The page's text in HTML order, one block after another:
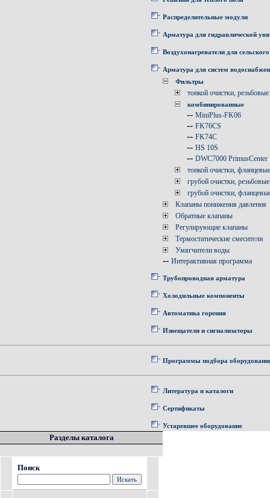
Распределительные модули
Арматура для гидравлической
Воздухонагреватели для
Арматура для систем
Фильтры
тонкой очистки, резьбовые
комбинированные
-- MiniPlus-FK06
-- FK76CS
-- FK74C
-- HS 10S
-- DWC7000 PrimusCenter
тонкой очистки, фланцевые
грубой очистки, резьбовые
грубой очистки,
Клапаны понижения давления
Обратные клапаны
Регулирующие клапаны
Термостатические смесители
Умягчители воды
-- Интерактивная программа
Трубопроводная арматура
Холодильные компоненты
Автоматика горения
Извещатели и сигнализаторы
Программы подбора
Литература и каталоги
Сертификаты
Устаревшее оборудование
Разделы каталога
Поиск